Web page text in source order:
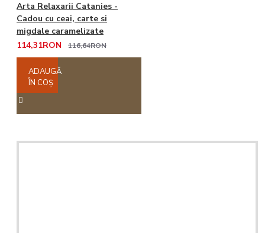
Arta Relaxarii Catanies -
Cadou cu ceai, carte si
migdale caramelizate
114,31RON
116,64RON
ADAUGĂ
ÎN COŞ